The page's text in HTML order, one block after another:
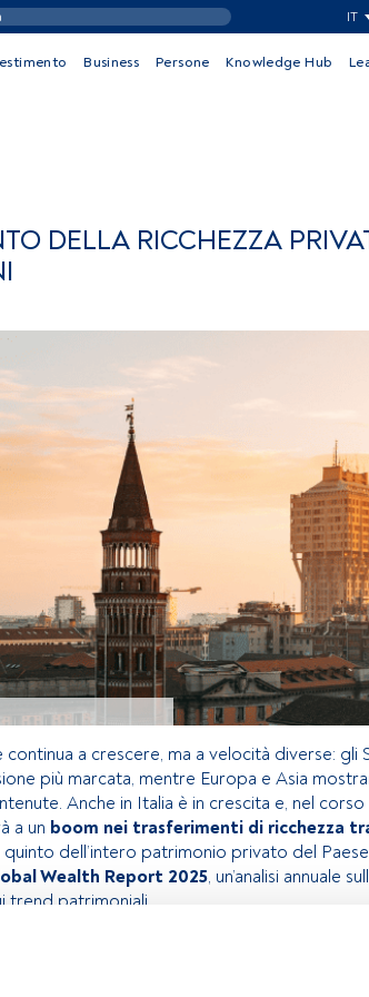
IT
Business Persone Knowledge Hub
DELLA RICCHEZZA
continua a crescere, ma a velocità diverse: gli
più marcata, mentre Europa e Asia
Anche in Italia è in crescita e, nel corso
a un boom nei trasferimenti di ricchezza
quinto dell’intero patrimonio privato del
Wealth Report 2025, un’analisi annuale
trend patrimoniali.